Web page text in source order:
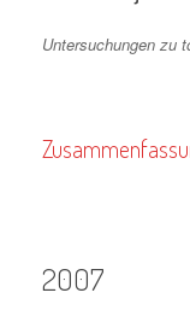
Untersuchungen zu
2007